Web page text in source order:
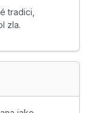
tradici,
zla.